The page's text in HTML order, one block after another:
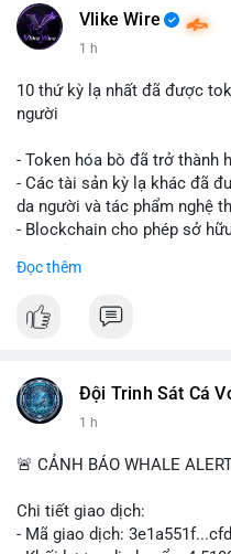
Vlike Wire
1 h
10 thứ kỳ lạ nhất đã được
người
- Token hóa bò đã trở thành
- Các tài sản kỳ lạ khác đã
da người và tác phẩm nghệ
- Blockchain cho phép sở
- Câu hỏi về pháp lý, đạo
bất thường.
$btc $eth
#vlikevn #titanbot
📰 Nguồn: Cointelegraph
Đọc thêm
Đội Trinh Sát Cá
1 h
🚨 CẢNH BÁO WHALE
Chi tiết giao dịch:
- Mã giao dịch: